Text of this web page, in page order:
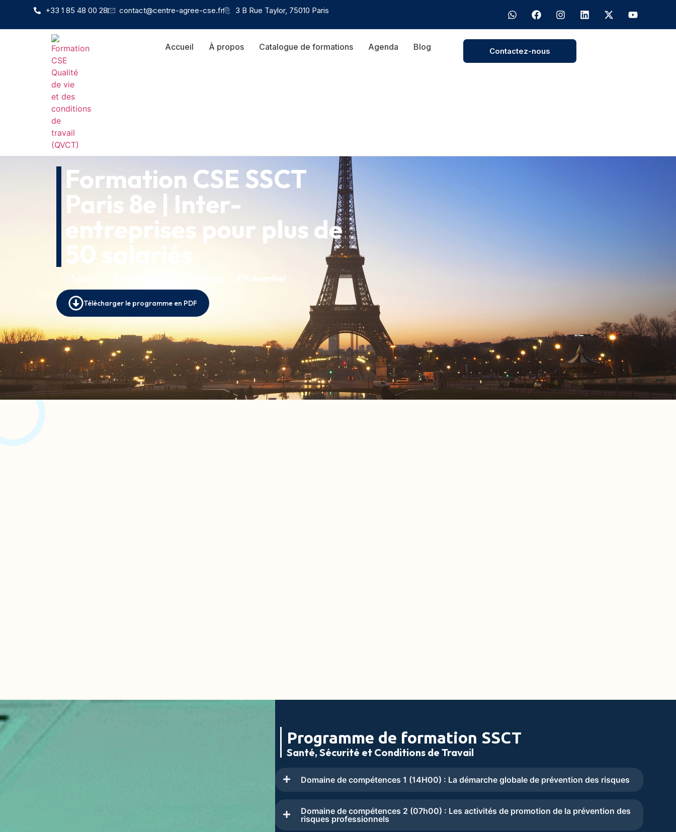
+33 1 85 48 00 28 contact@centre-agree-cse.fr 3 B Rue Taylor, 75010 Paris
Accueil À propos Catalogue de formations Agenda Blog Contactez-nous
Formation CSE SSCT
Paris 8e | Inter-
entreprises pour plus de
50 salariés
5 jours Présentiel
Télécharger le programme en PDF
Programme de formation SSCT
Santé, Sécurité et Conditions de Travail
Domaine de compétences 1 (14H00) : La démarche globale de prévention des risques
Domaine de compétences 2 (07h00) : Les activités de promotion de la prévention des
risques professionnels